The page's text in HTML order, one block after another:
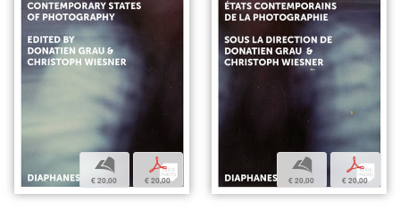
b
€ 20,00
p
€ 20,00
b
€ 20,00
p
€ 20,00